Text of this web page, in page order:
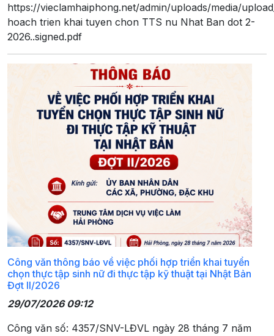
https://vieclamhaiphong.net/admin/uploads/media/
hoach trien khai tuyen chon TTS nu Nhat Ban dot 2-
2026..signed.pdf
Công văn thông báo về việc phối hợp triển khai tuyển
chọn thực tập sinh nữ đi thực tập kỹ thuật tại Nhật Bản
Đợt II/2026
29/07/2026 09:12
Công văn số: 4357/SNV-LĐVL ngày 28 tháng 7 năm